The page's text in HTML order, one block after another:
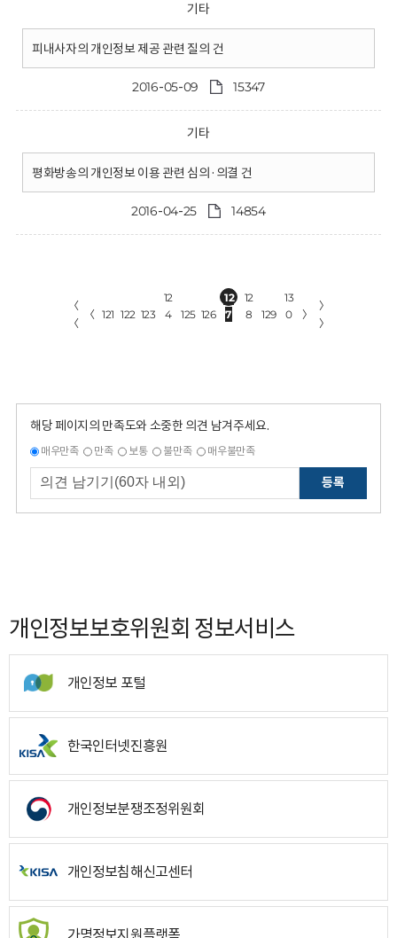
기타
피내사자의 개인정보 제공 관련 질의 건
2016-05-09 15347
기타
평화방송의 개인정보 이용 관련 심의·의결 건
2016-04-25 14854
〈
〈
〈 121 122 123
12
4
125 126
12
7
12
8
129
13
0
〉
〉
〉
해당 페이지의 만족도와 소중한 의견 남겨주세요.
매우만족 만족 보통 불만족 매우불만족
등록
개인정보보호위원회 정보서비스
개인정보 포털
한국인터넷진흥원
개인정보분쟁조정위원회
개인정보침해신고센터
가명정보지원플랫폼